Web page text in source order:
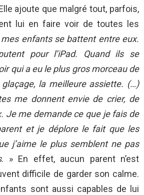
ajoute que malgré tout, parfois,
lui en faire voir de toutes les
mes enfants se battent entre eux.
pour l’iPad. Quand ils se
qui a eu le plus gros morceau de
la meilleure assiette. (…)
me donnent envie de crier, de
Je me demande ce que je fais de
et je déplore le fait que les
j’aime le plus semblent ne pas
. » En effet, aucun parent n’est
difficile de garder son calme.
sont aussi capables de lui